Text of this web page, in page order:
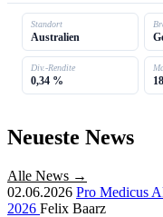
Standort
Australien
Div.-Rendite
0,34 %
Neueste News
Alle News →
02.06.2026 Pro Medicus
2026 Felix Baarz